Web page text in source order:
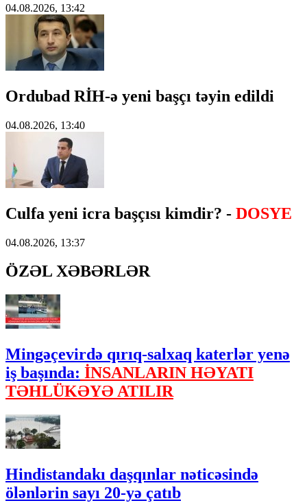
04.08.2026, 13:42
Ordubad RİH-ə yeni başçı təyin edildi
04.08.2026, 13:40
Culfa yeni icra başçısı kimdir? - DOSYE
04.08.2026, 13:37
ÖZƏL XƏBƏRLƏR
Mingəçevirdə qırıq-salxaq katerlər yenə
iş başında: İNSANLARIN HƏYATI
TƏHLÜKƏYƏ ATILIR
Hindistandakı daşqınlar nəticəsində
ölənlərin sayı 20-yə çatıb